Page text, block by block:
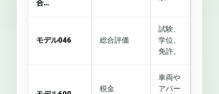
合…
モデル046 総合評価
試験、
学位、
免許。
税金
車両や
アパー